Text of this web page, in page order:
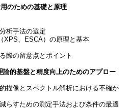
のための基礎と原理
析手法の選定
、ESCA）の原理と基本
の留意点とポイント
的基盤と精度向上のためのアプロー
像とスペクトル解析における不確か
すための測定手法および条件の最適